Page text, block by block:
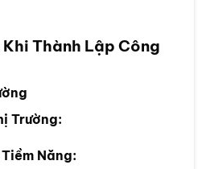
Thành Lập Công
Trường:
Năng: